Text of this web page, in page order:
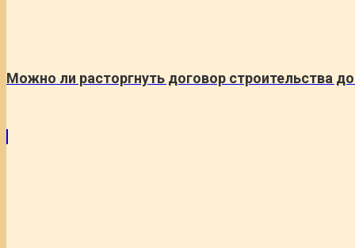
Можно ли расторгнуть договор строительства